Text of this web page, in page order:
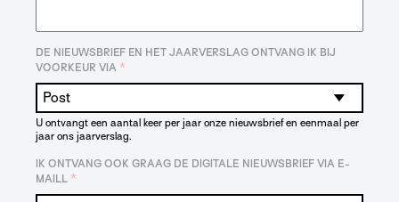
DE NIEUWSBRIEF EN HET JAARVERSLAG ONTVANG IK BIJ
VOORKEUR VIA *
U ontvangt een aantal keer per jaar onze nieuwsbrief en eenmaal per
jaar ons jaarverslag.
IK ONTVANG OOK GRAAG DE DIGITALE NIEUWSBRIEF VIA E-
MAILL *